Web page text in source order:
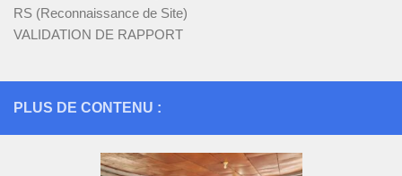
RS (Reconnaissance de Site)
VALIDATION DE RAPPORT
PLUS DE CONTENU :